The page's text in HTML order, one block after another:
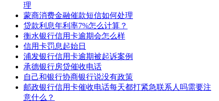
理
蒙商消费金融催款短信如何处理
贷款利息年利率7%怎么计算？
衡水银行信用卡逾期会怎么样
信用卡罚息起始日
浦发银行信用卡逾期被起诉案例
承德银行房贷催收电话
自己和银行协商银行说没有政策
邮政银行信用卡催收电话每天都打紧急联系人吗需要注
意什么？